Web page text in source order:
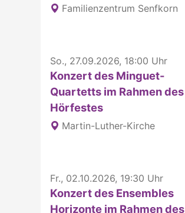
Familienzentrum Senfkorn
So., 27.09.2026, 18:00 Uhr
Konzert des Minguet-
Quartetts im Rahmen des
Hörfestes
Martin-Luther-Kirche
Fr., 02.10.2026, 19:30 Uhr
Konzert des Ensembles
Horizonte im Rahmen des